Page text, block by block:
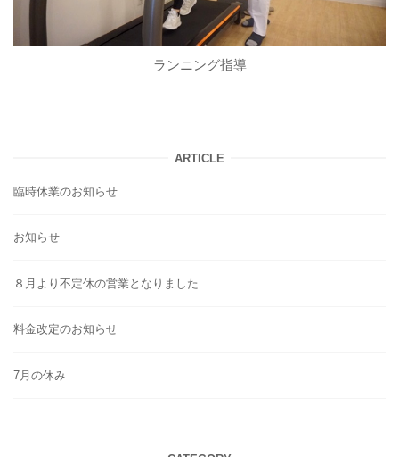
ランニング指導
ARTICLE
臨時休業のお知らせ
お知らせ
８月より不定休の営業となりました
料金改定のお知らせ
7月の休み